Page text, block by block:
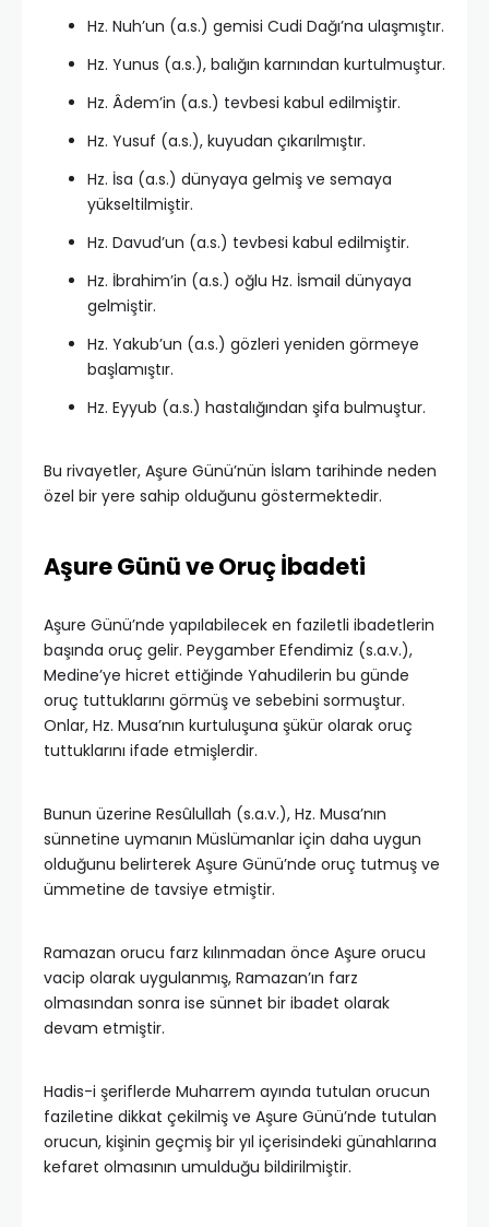
Hz. Nuh’un (a.s.) gemisi Cudi Dağı’na ulaşmıştır.
Hz. Yunus (a.s.), balığın karnından kurtulmuştur.
Hz. Âdem’in (a.s.) tevbesi kabul edilmiştir.
Hz. Yusuf (a.s.), kuyudan çıkarılmıştır.
Hz. İsa (a.s.) dünyaya gelmiş ve semaya
yükseltilmiştir.
Hz. Davud’un (a.s.) tevbesi kabul edilmiştir.
Hz. İbrahim’in (a.s.) oğlu Hz. İsmail dünyaya
gelmiştir.
Hz. Yakub’un (a.s.) gözleri yeniden görmeye
başlamıştır.
Hz. Eyyub (a.s.) hastalığından şifa bulmuştur.
Bu rivayetler, Aşure Günü’nün İslam tarihinde neden
özel bir yere sahip olduğunu göstermektedir.
Aşure Günü ve Oruç İbadeti
Aşure Günü’nde yapılabilecek en faziletli ibadetlerin
başında oruç gelir. Peygamber Efendimiz (s.a.v.),
Medine’ye hicret ettiğinde Yahudilerin bu günde
oruç tuttuklarını görmüş ve sebebini sormuştur.
Onlar, Hz. Musa’nın kurtuluşuna şükür olarak oruç
tuttuklarını ifade etmişlerdir.
Bunun üzerine Resûlullah (s.a.v.), Hz. Musa’nın
sünnetine uymanın Müslümanlar için daha uygun
olduğunu belirterek Aşure Günü’nde oruç tutmuş ve
ümmetine de tavsiye etmiştir.
Ramazan orucu farz kılınmadan önce Aşure orucu
vacip olarak uygulanmış, Ramazan’ın farz
olmasından sonra ise sünnet bir ibadet olarak
devam etmiştir.
Hadis-i şeriflerde Muharrem ayında tutulan orucun
faziletine dikkat çekilmiş ve Aşure Günü’nde tutulan
orucun, kişinin geçmiş bir yıl içerisindeki günahlarına
kefaret olmasının umulduğu bildirilmiştir.